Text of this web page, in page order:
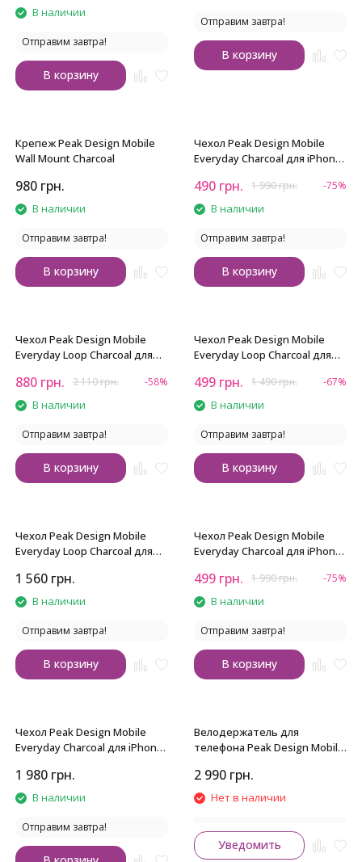
В наличии
Отправим завтра!
В корзину
Отправим завтра!
В корзину
Крепеж Peak Design Mobile
Wall Mount Charcoal
980 грн.
В наличии
Отправим завтра!
В корзину
Чехол Peak Design Mobile
Everyday Charcoal для iPhone
490 грн. 1 990грн. -75%
В наличии
Отправим завтра!
В корзину
Чехол Peak Design Mobile
Everyday Loop Charcoal для
880 грн. 2 110грн. -58%
В наличии
Отправим завтра!
В корзину
Чехол Peak Design Mobile
Everyday Loop Charcoal для
499 грн. 1 490грн. -67%
В наличии
Отправим завтра!
В корзину
Чехол Peak Design Mobile
Everyday Loop Charcoal для
1 560 грн.
В наличии
Отправим завтра!
В корзину
Чехол Peak Design Mobile
Everyday Charcoal для iPhone
499 грн. 1 990грн. -75%
В наличии
Отправим завтра!
В корзину
Чехол Peak Design Mobile
Everyday Charcoal для iPhone
1 980 грн.
В наличии
Отправим завтра!
Велодержатель для
телефона Peak Design Mobile
2 990 грн.
Нет в наличии
Уведомить